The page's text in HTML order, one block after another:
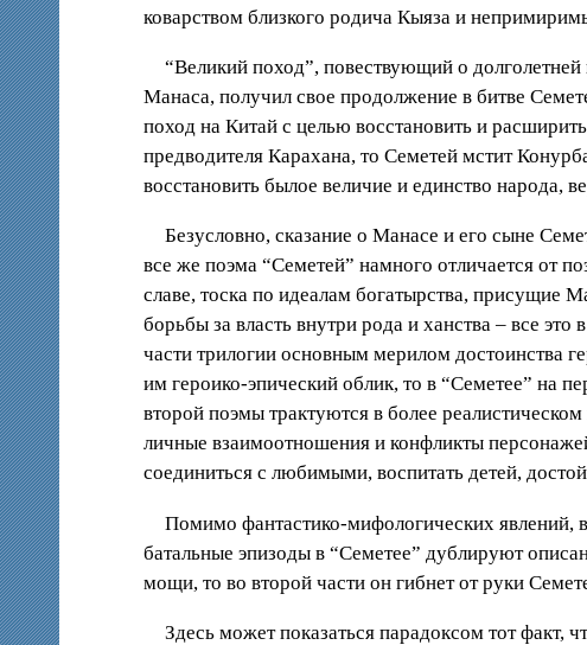
коварством близкого родича Кыяза и
“Великий поход”, повествующий о
Манаса, получил свое продолжение в битве
поход на Китай с целью восстановить и
предводителя Карахана, то Семетей мстит
восстановить былое величие и единство народа,
Безусловно, сказание о Манасе и его сыне
все же поэма “Семетей” намного отличается от
славе, тоска по идеалам богатырства, присущие
борьбы за власть внутри рода и ханства – все
части трилогии основным мерилом достоинства
им героико-эпический облик, то в “Семетее” на
второй поэмы трактуются в более
личные взаимоотношения и конфликты
соединиться с любимыми, воспитать детей,
Помимо фантастико-мифологических явлений,
батальные эпизоды в “Семетее” дублируют
мощи, то во второй части он гибнет от руки
Здесь может показаться парадоксом тот факт,